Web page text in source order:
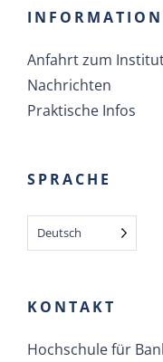
Anfahrt zum
Nachrichten
Praktische Infos
SPRACHE
Deutsch
KONTAKT
Hochschule für